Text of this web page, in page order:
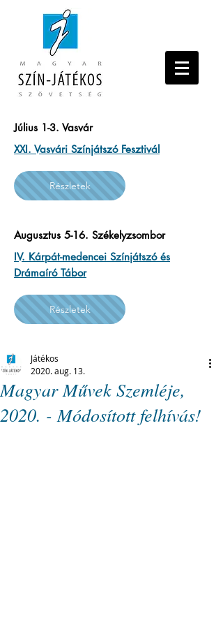
Július 1-3. Vasvár
XXI. Vasvári Színjátszó Fesztivál
Részletek
Augusztus 5-16. Székelyzsombor
IV. Kárpát-medencei Színjátszó és
Drámaíró Tábor
Részletek
Magyar Művek Szemléje,
2020. - Módosított felhívás!
Játékos
2020. aug. 13.